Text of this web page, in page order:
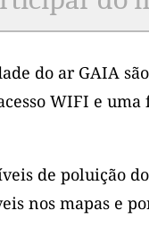
do ar GAIA
WIFI e
de poluição
nos mapas e